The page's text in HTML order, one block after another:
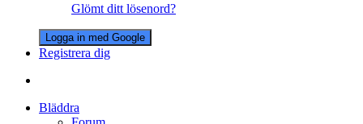
Glömt ditt lösenord?
Logga in med Google
Registrera dig
Bläddra